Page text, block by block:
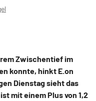
Zwischentief im
konnte, hinkt E.on
Dienstag sieht das
mit einem Plus von 1,2